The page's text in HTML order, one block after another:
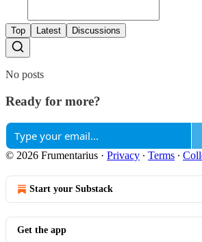
Top Latest Discussions
No posts
Ready for more?
© 2026 Frumentarius · Privacy ∙ Terms ∙
Start your Substack
Get the app